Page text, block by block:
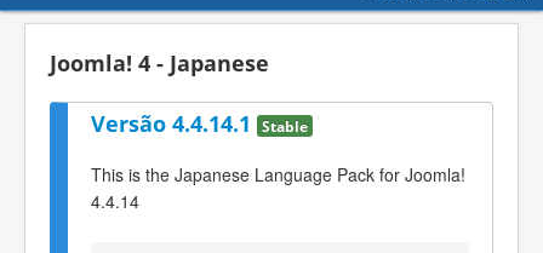
Joomla! 4 - Japanese
Versão 4.4.14.1 Stable
This is the Japanese Language Pack for Joomla!
4.4.14